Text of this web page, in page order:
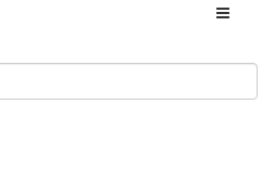
Toggle